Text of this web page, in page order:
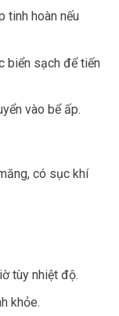
tinh hoàn nếu
biển sạch để tiến
vào bể ấp.
có sục khí
tùy nhiệt độ.
khỏe.